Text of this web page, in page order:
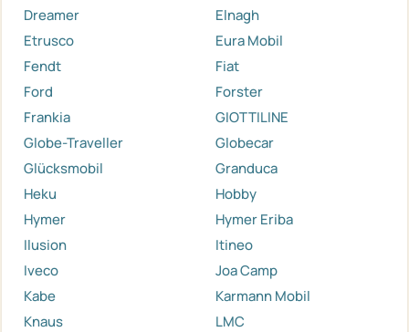
Dreamer
Elnagh
Etrusco
Eura Mobil
Fendt
Fiat
Ford
Forster
Frankia
GIOTTILINE
Globe-Traveller
Globecar
Glücksmobil
Granduca
Heku
Hobby
Hymer
Hymer Eriba
Ilusion
Itineo
Iveco
Joa Camp
Kabe
Karmann Mobil
Knaus
LMC